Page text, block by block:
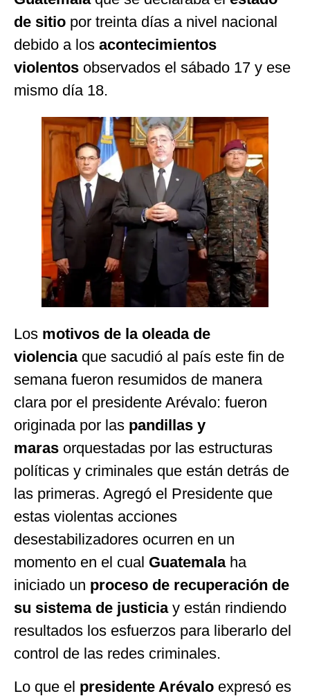
de sitio por treinta días a nivel nacional
debido a los acontecimientos
violentos observados el sábado 17 y ese
mismo día 18.
Los motivos de la oleada de
violenciaque sacudió al país este fin de
semana fueron resumidos de manera
clara por el presidente Arévalo: fueron
originada por las pandillas y
maras orquestadas por las estructuras
políticas y criminales que están detrás de
las primeras. Agregó el Presidente que
estas violentas acciones
desestabilizadores ocurren en un
momento en el cual Guatemalaha
iniciado un proceso de recuperación de
su sistema de justiciay están rindiendo
resultados los esfuerzos para liberarlo del
control de las redes criminales.
Lo que el presidente Arévalo expresó es